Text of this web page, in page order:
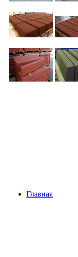
Главная